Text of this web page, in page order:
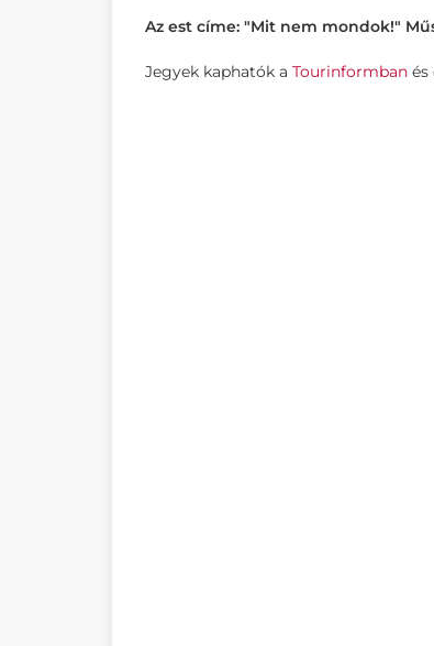
Az est címe: "Mit nem mondok!"
Jegyek kaphatók a Tourinformban és